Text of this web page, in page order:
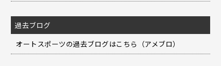
過去ブログ
オートスポーツの過去ブログはこちら（アメブロ）